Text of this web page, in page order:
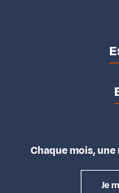
Chaque mois,
Je